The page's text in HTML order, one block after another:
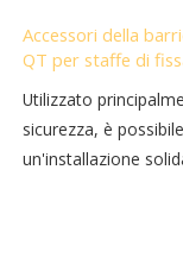
Accessori della
QT per staffe di
Utilizzato
sicurezza, è
un'installazione